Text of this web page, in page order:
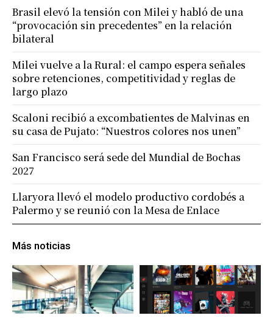
Más noticias
Brasil elevó la tensión con Milei y habló de una
“provocación sin precedentes” en la relación
bilateral
Milei vuelve a la Rural: el campo espera señales
sobre retenciones, competitividad y reglas de
largo plazo
Scaloni recibió a excombatientes de Malvinas en
su casa de Pujato: “Nuestros colores nos unen”
San Francisco será sede del Mundial de Bochas
2027
Llaryora llevó el modelo productivo cordobés a
Palermo y se reunió con la Mesa de Enlace